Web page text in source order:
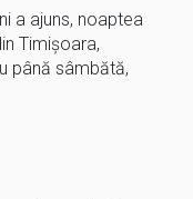
a ajuns, noaptea
Timişoara,
până sâmbătă,